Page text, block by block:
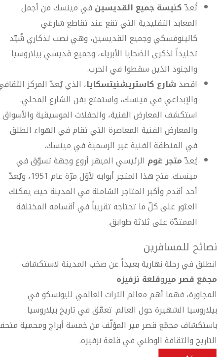
تُعدّكنيسة جميع القديسين في مينسك من أجمل
المعابد التقليدية التي تقع عند تقاطع شارعَي
كالينوفسكي وجميع القديسين، وهي نصب تذكاري شُيّد
تخليداً لذكرى الضحايا الأبرياء، وجميع قديسي بيلاروسيا
والجنود الذين سقطوا في الحرب.
اقصد شارع كاستريشنيتسكايا، الذي يُعدّ المركز
والإبداعي في مينسك، واستمتع بفن الشارع المحلي.
استكشف المعارض الفنية، والحفلات الموسيقية والأسواق
والمعارض الفنية المعاصرة التي تقام في الهواء الطلق
في المنطقة الفنية غير الرسمية في مينسك.
يُعدّمتجر غوم الرئيسي المبهر أروع وجهة تسوّق في
مينسك. فتح هذا المتجر أبوابه لأوّل مرّة عام 1951، ويُعدّ
أحد أقدم وأكبر المتاجر الشاملة في المدينة حيث يمكنك
العثور على كلّ ما تحتاجه تقريباً في أقسامه المختلفة
الممتدّة على ثلاثة طوابق.
نصائح للمسافرين
انطلق في رحلة نهارية بعيداً عن صخب المدينة لاستكشاف
مجمّع قصر ميروقلعة نزفيزه
المجاورة، فهما أهم معالم التراث العالمي لليونسكو في
بيلاروسيا الشهيرة حول العالم. تعمّق في تاريخ بيلاروسيا
باستكشاف مجمّع قصر مير المؤلّف من خمسة أبراج ومحمية
التاريخ والثقافة الوطني في قلعة نزفيزه.